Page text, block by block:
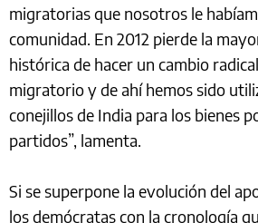
migratorias que nosotros le
comunidad. En 2012 pierde la
histórica de hacer un cambio
migratorio y de ahí hemos sido
conejillos de India para los bienes
partidos”, lamenta.
Si se superpone la evolución del
los demócratas con la cronología